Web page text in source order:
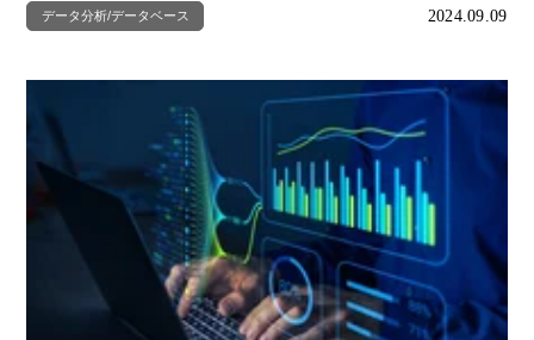
データ分析/データベース 2024.09.09